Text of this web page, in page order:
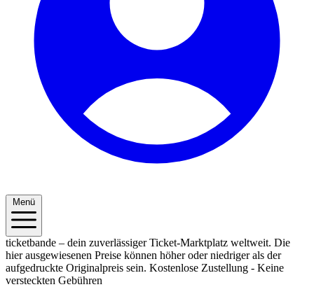
Menü
ticketbande – dein zuverlässiger Ticket-Marktplatz weltweit. Die
hier ausgewiesenen Preise können höher oder niedriger als der
aufgedruckte Originalpreis sein. Kostenlose Zustellung - Keine
versteckten Gebühren